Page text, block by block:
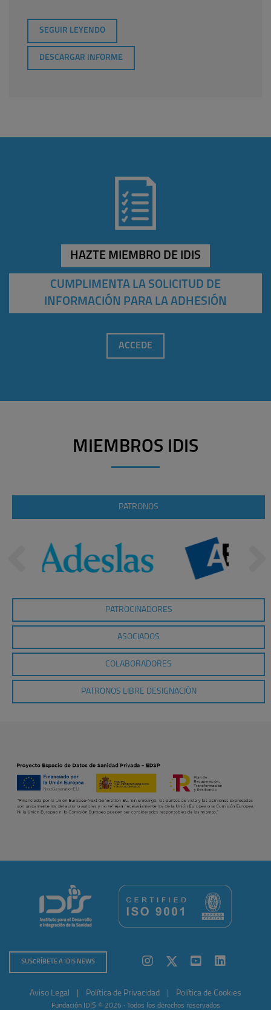
SEGUIR LEYENDO
DESCARGAR INFORME
HAZTE MIEMBRO DE IDIS
CUMPLIMENTA LA SOLICITUD DE
INFORMACIÓN PARA LA ADHESIÓN
ACCEDE
MIEMBROS IDIS
PATRONOS
PATROCINADORES
ASOCIADOS
COLABORADORES
PATRONOS LIBRE DESIGNACIÓN
SUSCRÍBETE A IDIS NEWS
Aviso Legal Política de Privacidad Política de Cookies
Fundación IDIS © 2026 · Todos los derechos reservados